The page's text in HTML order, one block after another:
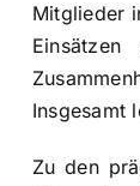
Mitglieder
Insgesamt
Zu den